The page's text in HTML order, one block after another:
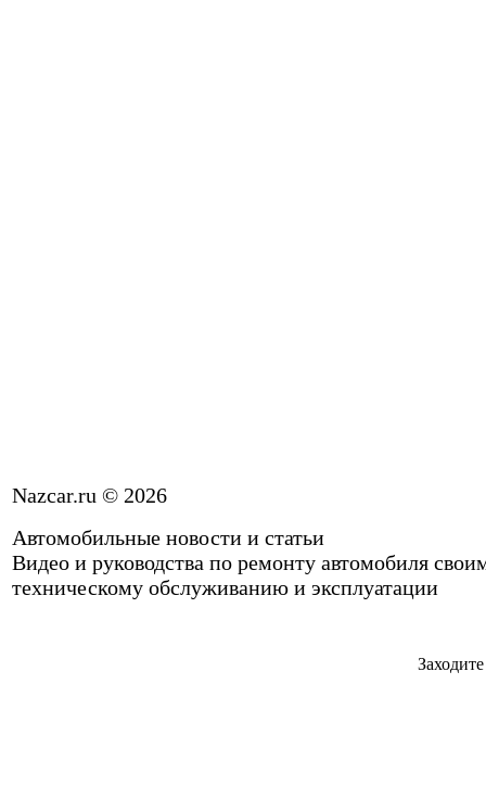
Nazcar.ru © 2026
Автомобильные новости и статьи
Видео и руководства по ремонту автомобиля
техническому обслуживанию и эксплуатации